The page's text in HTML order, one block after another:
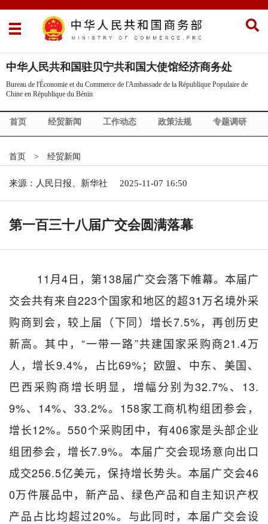
中华人民共和国驻贝宁共和国大使馆经济商务处
Bureau de l'Économie et du Commerce de l'Ambassade de la République Populaire de
Chine en République du Bénin
首页 经贸新闻 工作动态 政策法规 专题调研
首页
> 经贸新闻
来源：人民日报、新华社 2025-11-07 16:50
第一百三十八届广交会圆满落幕
11月4日，第138届广交会落下帷幕。本届广
交会共有来自223个国家和地区的超31万名境外采
购商到会，较上届（下同）增长7.5%，再创历史
新高。其中，“一带一路”共建国家采购商21.4万
人，增长9.4%，占比69%；欧盟、中东、美国、
巴西采购商增长明显，增幅分别为32.7%、13.
9%、14%、33.2%。158家工商机构组团参会，
增长12%。550个采购团中，有406家是头部企业
组团参会，增长7.9%。本届广交会现场意向出口
成交256.5亿美元，保持增长势头。本届广交会46
0万件展品中，新产品、绿色产品和自主知识产权
产品占比均超过20%。与此同时，本届广交会设